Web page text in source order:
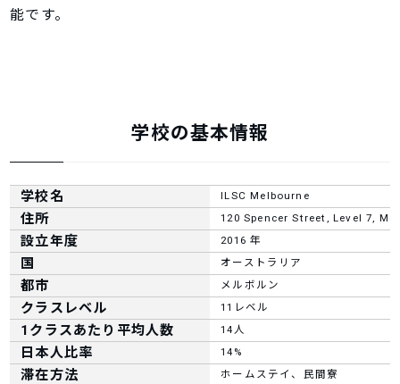
能です。
学校の基本情報
学校名 ILSC Melbourne
住所 120 Spencer Street, Level 7,
設立年度 2016 年
国 オーストラリア
都市 メルボルン
クラスレベル 11レベル
1クラスあたり平均人数 14人
日本人比率 14%
滞在方法 ホームステイ、民間寮